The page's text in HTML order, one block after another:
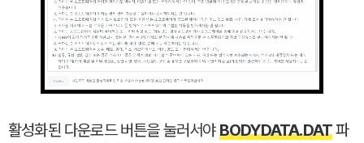
활성화된 다운로드 버튼을 눌러서야BODYDATA.DAT파